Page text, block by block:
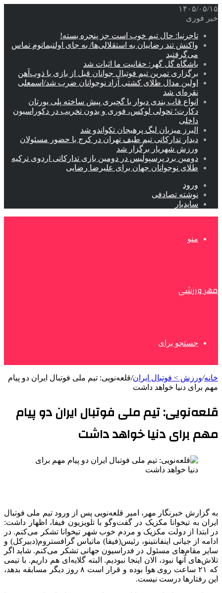
۱۴۰۵/۰۵/۱۵
خبر فوری
تاجرنیا: حال تیم خوب است جز پنجره بسته!
واکنش تند رضاییان به استقلالی‌ها/ به جای اولتیماتوم تماس
می‌گرفتید
باشگاه گل گهر: حقانیت ما اثبات شد
برگزاری تمرین تیم فوتبال جوانان قبل از بازی با ذوب‌آهن
اولین مدال طلای کشتی آزاد نوجوانان ضرب شد/اسمعلی
نقره‌ای شد
انواع قاب بندی دیوار با گچبری پیش ساخته پلی یورتان
دکارت؛ تحولی لوکس، فوری و بدون تخریب در دکوراسیون
داخلی
البرز میزبان لیگ پرهیجان تکواندو شد
دیدار تدارکاتی تیم طیف تهران در کرج با حضور مسئولان
ورزش شهریار برگزار شد
دومین برد پرسپولیس در دومین بازی تدارکاتی اردوی ترکیه
طلای نوجوانان جهان برای علیرضا رضایی
ورود
نوشته تصادفی
سایدبار
منو
مهر ورزشی
جستجو برای
خانه/ورزش > فوتبال ایران/قلعه‌نویی: تیم ملی فوتبال ایران دو پیام
مهم برای دنیا خواهد داشت
قلعه‌نویی: تیم ملی فوتبال ایران دو پیام
مهم برای دنیا خواهد داشت
به گزارش خبرنگار مهر، امیر قلعه‌نویی پس از ورود تیم ملی فوتبال
ایران به تیخوانا مکزیک در گفت‌وگو با تلویزیون فیفا، اظهار داشت:
در ابتدا از دولت مکزیک و مردم خوب شهر تیخوانا تشکر می‌کنم. در
ادامه از جیانی اینفانتینو، رئیس(فیفا) ماتیاس گرافستروم(دبیرکل) و
سایر مقام‌های مسئول در فدراسیون جهانی تشکر می‌کنم. شاید اگر
تلاش‌های آنها نبود، الان اینجا نبودیم. البته گلایه‌ای هم داریم. با تیمی
که ۲۱ ساعت روی هوا بوده و قرار است ۸ روز دیگر مسابقه بدهد،
این رفتارها درست نیست.